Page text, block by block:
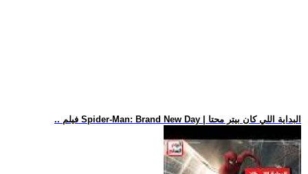
.. فيلم Spider-Man: Brand New Day | البداية اللي كان بيتر محتا